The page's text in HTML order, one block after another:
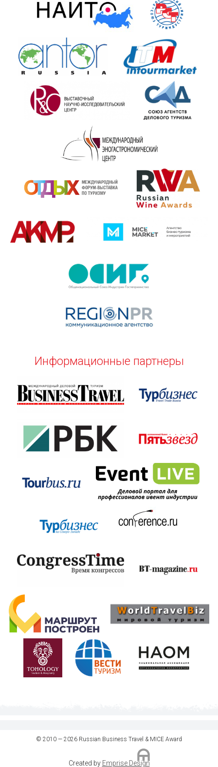
Информационные партнеры
© 2010 — 2026 Russian Business Travel & MICE Award
Created by Emprise Design